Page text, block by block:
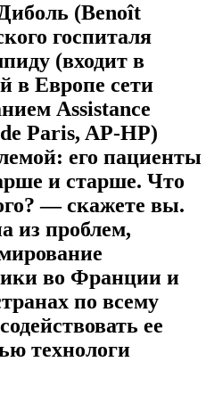
(Benoît
госпиталя
(входит в
в Европе сети
Assistance
Paris, AP-HP)
его пациенты
и старше. Что
— скажете вы.
из проблем,
во Франции и
по всему
ее
технологи